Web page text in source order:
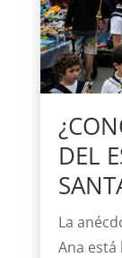
DEL
La
Ana